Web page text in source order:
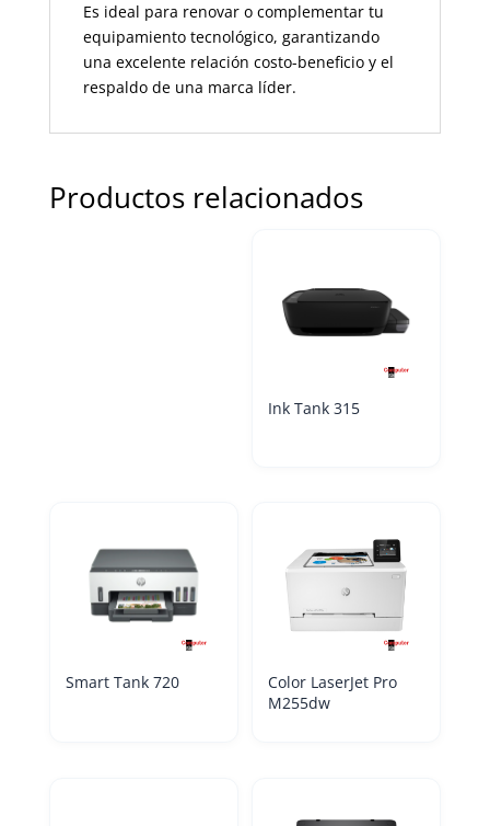
Es ideal para renovar o complementar tu
equipamiento tecnológico, garantizando
una excelente relación costo-beneficio y el
respaldo de una marca líder.
Productos relacionados
Ink Tank 315
Smart Tank 720
Color LaserJet Pro
M255dw